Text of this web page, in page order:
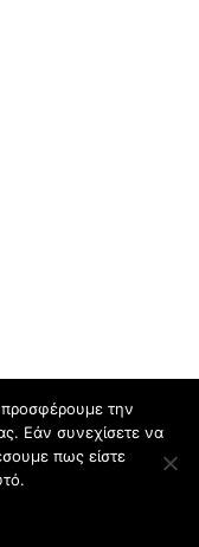
την
Εάν συνεχίσετε να
πως είστε